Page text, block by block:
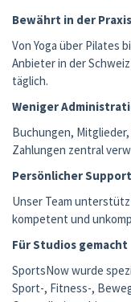
Bewährt in der Praxis
Von Yoga über Pilates
Anbieter in der
täglich.
Weniger
Buchungen,
Zahlungen zentral
Persönlicher Support
Unser Team
kompetent und
Für Studios gemacht
SportsNow wurde
Sport-, Fitness-,